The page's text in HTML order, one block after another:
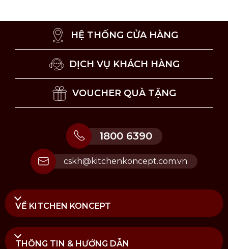
HỆ THỐNG CỬA HÀNG
DỊCH VỤ KHÁCH HÀNG
VOUCHER QUÀ TẶNG
1800 6390
cskh@kitchenkoncept.com.vn
VỀ KITCHEN KONCEPT
THÔNG TIN & HƯỚNG DẪN